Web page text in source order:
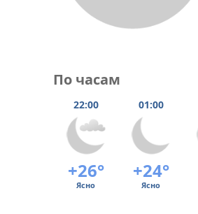
По часам
22:00 01:00
+26° +24°
Ясно Ясно